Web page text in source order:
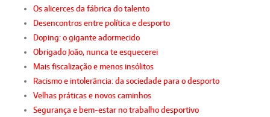
Os alicerces da fábrica do talento
Desencontros entre política e desporto
Doping: o gigante adormecido
Obrigado João, nunca te esquecerei
Mais fiscalização e menos insólitos
Racismo e intolerância: da sociedade para o desporto
Velhas práticas e novos caminhos
Segurança e bem-estar no trabalho desportivo